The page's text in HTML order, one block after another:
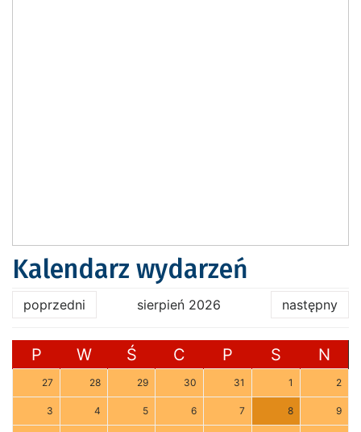
Kalendarz wydarzeń
poprzedni sierpień 2026 następny
P W Ś C P S N
27 28 29 30 31 1 2
3 4 5 6 7 8 9